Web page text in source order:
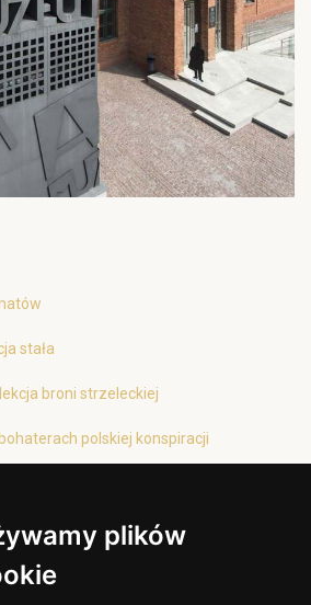
plików
stała
broni strzeleckiej
polskiej konspiracji